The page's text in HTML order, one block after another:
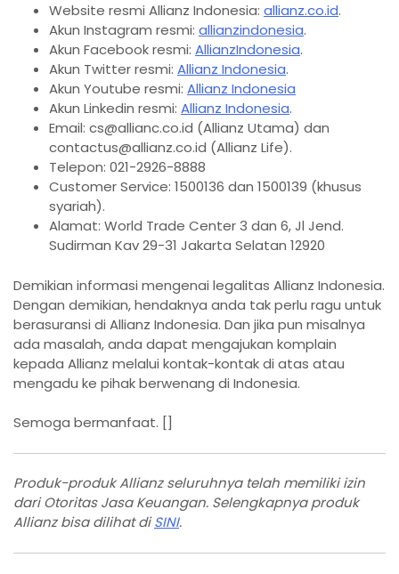
Website resmi Allianz Indonesia: allianz.co.id.
Akun Instagram resmi: allianzindonesia.
Akun Facebook resmi: AllianzIndonesia.
Akun Twitter resmi: Allianz Indonesia.
Akun Youtube resmi: Allianz Indonesia
Akun Linkedin resmi: Allianz Indonesia.
Email: cs@allianc.co.id (Allianz Utama) dan
contactus@allianz.co.id (Allianz Life).
Telepon: 021-2926-8888
Customer Service: 1500136 dan 1500139 (khusus
syariah).
Alamat: World Trade Center 3 dan 6, Jl Jend.
Sudirman Kav 29-31 Jakarta Selatan 12920
Demikian informasi mengenai legalitas Allianz Indonesia.
Dengan demikian, hendaknya anda tak perlu ragu untuk
berasuransi di Allianz Indonesia. Dan jika pun misalnya
ada masalah, anda dapat mengajukan komplain
kepada Allianz melalui kontak-kontak di atas atau
mengadu ke pihak berwenang di Indonesia.
Semoga bermanfaat. []
Produk-produk Allianz seluruhnya telah memiliki izin
dari Otoritas Jasa Keuangan. Selengkapnya produk
Allianz bisa dilihat diSINI.